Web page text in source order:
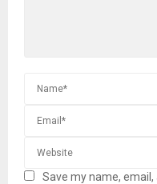
Save my name,